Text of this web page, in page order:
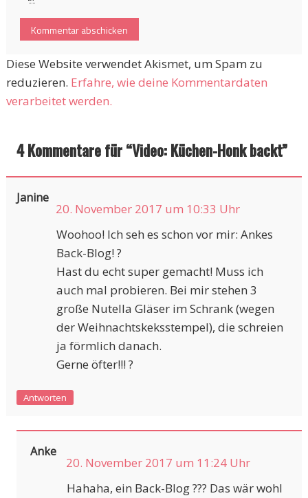
Diese Website verwendet Akismet, um Spam zu
reduzieren. Erfahre, wie deine Kommentardaten
verarbeitet werden.
4 Kommentare für “Video: Küchen-Honk backt”
Janine
20. November 2017 um 10:33 Uhr
Woohoo! Ich seh es schon vor mir: Ankes
Back-Blog! ?
Hast du echt super gemacht! Muss ich
auch mal probieren. Bei mir stehen 3
große Nutella Gläser im Schrank (wegen
der Weihnachtskeksstempel), die schreien
ja förmlich danach.
Gerne öfter!!! ?
Antworten
Anke
20. November 2017 um 11:24 Uhr
Hahaha, ein Back-Blog ??? Das wär wohl